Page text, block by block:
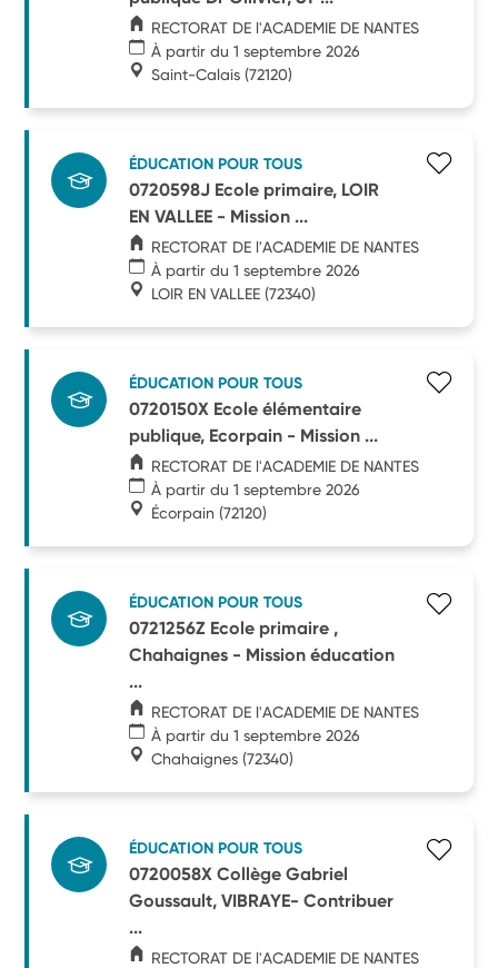
RECTORAT DE l'ACADEMIE DE NANTES
À partir du 1 septembre 2026
Saint-Calais (72120)
ÉDUCATION POUR TOUS
0720598J Ecole primaire, LOIR
EN VALLEE - Mission ...
RECTORAT DE l'ACADEMIE DE NANTES
À partir du 1 septembre 2026
LOIR EN VALLEE (72340)
ÉDUCATION POUR TOUS
0720150X Ecole élémentaire
publique, Ecorpain - Mission ...
RECTORAT DE l'ACADEMIE DE NANTES
À partir du 1 septembre 2026
Écorpain (72120)
ÉDUCATION POUR TOUS
0721256Z Ecole primaire ,
Chahaignes - Mission éducation
...
RECTORAT DE l'ACADEMIE DE NANTES
À partir du 1 septembre 2026
Chahaignes (72340)
ÉDUCATION POUR TOUS
0720058X Collège Gabriel
Goussault, VIBRAYE- Contribuer
...
RECTORAT DE l'ACADEMIE DE NANTES